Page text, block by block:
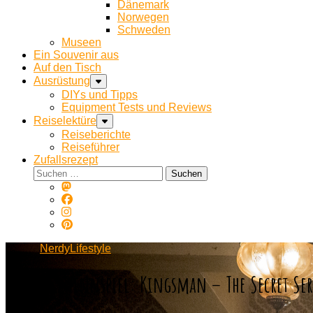
Dänemark
Norwegen
Schweden
Museen
Ein Souvenir aus
Auf den Tisch
Ausrüstung
DIYs und Tipps
Equipment Tests und Reviews
Reiselektüre
Reiseberichte
Reiseführer
Zufallsrezept
Suchen
nach:
NerdyLifestyle
#Gewinnspiel: Kingsman – The Secret